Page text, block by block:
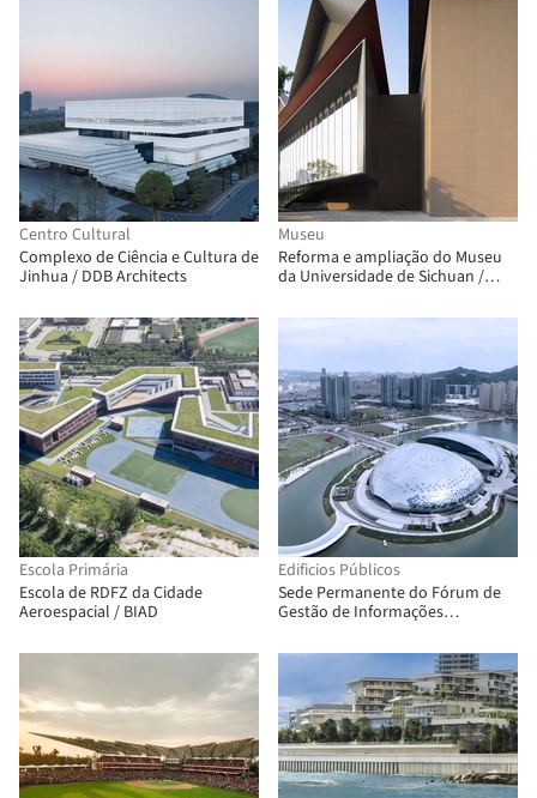
Centro Cultural
Complexo de Ciência e Cultura de
Jinhua / DDB Architects
Museu
Reforma e ampliação do Museu
da Universidade de Sichuan /
Escola Primária
Escola de RDFZ da Cidade
Aeroespacial / BIAD
Edificios Públicos
Sede Permanente do Fórum de
Gestão de Informações
no Condado de Deqing / UAD